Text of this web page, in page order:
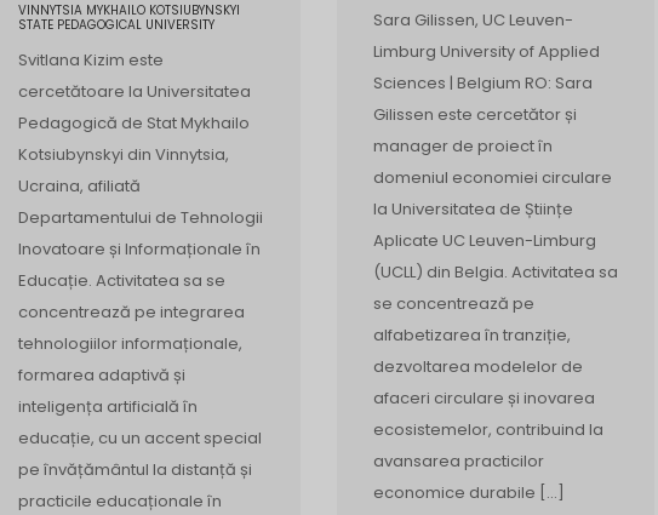
VINNYTSIA MYKHAILO KOTSIUBYNSKYI
STATE PEDAGOGICAL UNIVERSITY
Svitlana Kizim este
cercetătoare la Universitatea
Pedagogică de Stat Mykhailo
Kotsiubynskyi din Vinnytsia,
Ucraina, afiliată
Departamentului de Tehnologii
Inovatoare și Informaționale în
Educație. Activitatea sa se
concentrează pe integrarea
tehnologiilor informaționale,
formarea adaptivă și
inteligența artificială în
educație, cu un accent special
pe învățământul la distanță și
practicile educaționale în
Sara Gilissen, UC Leuven-
Limburg University of Applied
Sciences | Belgium RO: Sara
Gilissen este cercetător și
manager de proiect în
domeniul economiei circulare
la Universitatea de Științe
Aplicate UC Leuven-Limburg
(UCLL) din Belgia. Activitatea sa
se concentrează pe
alfabetizarea în tranziție,
dezvoltarea modelelor de
afaceri circulare și inovarea
ecosistemelor, contribuind la
avansarea practicilor
economice durabile […]